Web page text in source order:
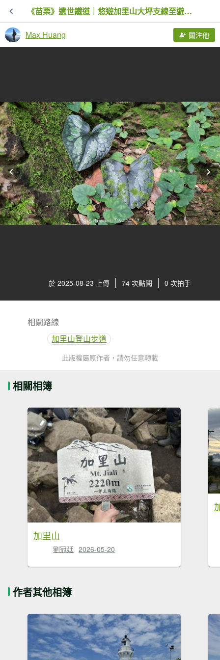
《苗栗》遺世鐵道｜悠遊加里山大坪支線至避難山屋20250822
Max Huang 關注他
於 2025-08-23 上傳 74 次點閱 0 次拍手
相關路線
加里山登山步道
此版權屬原作者，請勿任意轉載
相關相簿
加里山
劉冠廷 2026-05-20
作者其他相簿